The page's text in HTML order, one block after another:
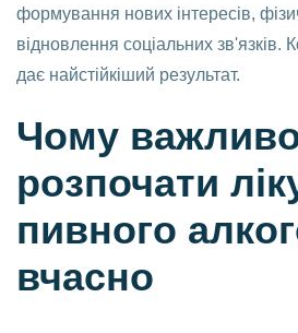
формування нових інтересів,
відновлення соціальних зв'язків.
дає найстійкіший результат.
Чому
розпочати
пивного
вчасно